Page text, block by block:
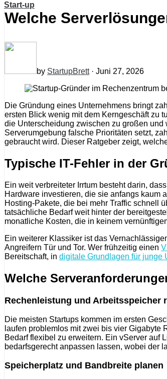
Start-up
Welche
by StartupBrett· Juni 27, 2026
Die Gründung eines Unternehmens bringt
ersten Blick wenig mit dem Kerngeschäft zu
die Unterscheidung zwischen zu großen und
Serverumgebung falsche Prioritäten setzt,
gebraucht wird. Dieser Ratgeber zeigt,
Typische IT-Fehler in der
Ein weit verbreiteter Irrtum besteht darin,
Hardware investieren, die sie anfangs kaum
Hosting-Pakete, die bei mehr Traffic schnell
tatsächliche Bedarf weit hinter der
monatliche Kosten, die in keinem
Ein weiterer Klassiker ist das
Angreifern Tür und Tor. Wer frühzeitig einen
Bereitschaft, in digitale Grundlagen für junge
Welche
Rechenleistung und Arbeitsspeicher
Die meisten Startups kommen im ersten
laufen problemlos mit zwei bis vier
Bedarf flexibel zu erweitern. Ein vServer auf
bedarfsgerecht anpassen lassen, wobei der
Speicherplatz und Bandbreite planen